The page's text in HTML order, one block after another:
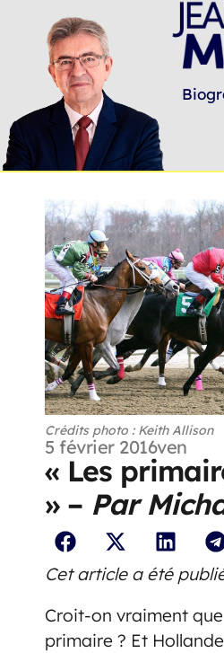
Crédits photo : Keith Allison
5 février 2016ven
« Les
» – Par
Cet article a été
Croit-on vraiment
primaire ? Et